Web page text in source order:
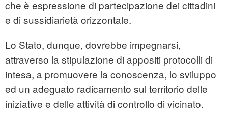
che è espressione di partecipazione dei cittadini
e di sussidiarietà orizzontale.
Lo Stato, dunque, dovrebbe impegnarsi,
attraverso la stipulazione di appositi protocolli di
intesa, a promuovere la conoscenza, lo sviluppo
ed un adeguato radicamento sul territorio delle
iniziative e delle attività di controllo di vicinato.